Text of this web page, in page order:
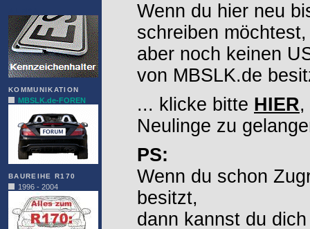
KOMMUNIKATION
MBSLK.de-FOREN
BAUREIHE R170
1996 - 2004
Wenn du hier neu
schreiben möchtest,
aber noch keinen
von MBSLK.de
... klicke bitte HIER,
Neulinge zu
PS:
Wenn du schon
besitzt,
dann kannst du